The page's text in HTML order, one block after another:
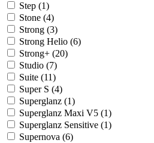
Step (1)
Stone (4)
Strong (3)
Strong Helio (6)
Strong+ (20)
Studio (7)
Suite (11)
Super S (4)
Superglanz (1)
Superglanz Maxi V5 (1)
Superglanz Sensitive (1)
Supernova (6)